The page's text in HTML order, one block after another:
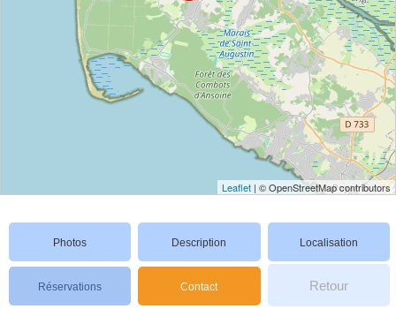
Leaflet | © OpenStreetMap contributors
Photos Description Localisation
Réservations Contact Retour